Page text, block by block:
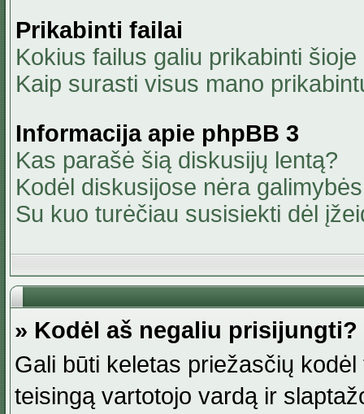
Prikabinti failai
Kokius failus galiu prikabinti
Kaip surasti visus mano
Informacija apie phpBB 3
Kas parašė šią diskusijų lentą?
Kodėl diskusijose nėra
Su kuo turėčiau susisiekti dėl
» Kodėl aš negaliu prisijungti?
Gali būti keletas priežasčių
teisingą vartotojo vardą ir